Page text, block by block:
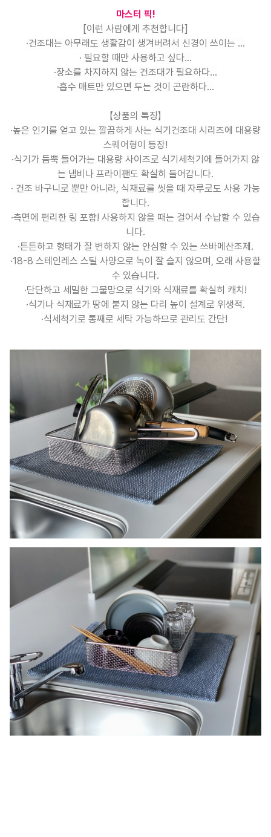
마스터 픽!
[이런 사람에게 추천합니다]
·건조대는 아무래도 생활감이 생겨버려서 신경이 쓰이는 ...
· 필요할 때만 사용하고 싶다...
·장소를 차지하지 않는 건조대가 필요하다...
·흡수 매트만 있으면 두는 것이 곤란하다...
【상품의 특징】
·높은 인기를 얻고 있는 깔끔하게 사는 식기건조대 시리즈에 대용량
스퀘어형이 등장!
·식기가 듬뿍 들어가는 대용량 사이즈로 식기세척기에 들어가지 않
는 냄비나 프라이팬도 확실히 들어갑니다.
· 건조 바구니로 뿐만 아니라, 식재료를 씻을 때 자루로도 사용 가능
합니다.
·측면에 편리한 링 포함! 사용하지 않을 때는 걸어서 수납할 수 있습
니다.
·튼튼하고 형태가 잘 변하지 않는 안심할 수 있는 쓰바메산조제.
·18-8 스테인레스 스틸 사양으로 녹이 잘 슬지 않으며, 오래 사용할
수 있습니다.
·단단하고 세밀한 그물망으로 식기와 식재료를 확실히 캐치!
·식기나 식재료가 땅에 붙지 않는 다리 높이 설계로 위생적.
·식세척기로 통째로 세탁 가능하므로 관리도 간단!